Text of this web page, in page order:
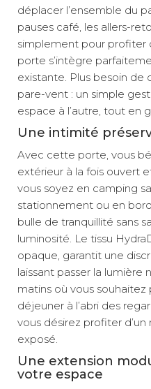
déplacer l’ensemble du
pauses café, les allers-
simplement pour profiter
porte s’intègre
existante. Plus besoin de
pare-vent : un simple
espace à l’autre, tout en
Une intimité
Avec cette porte, vous
extérieur à la fois ouvert
vous soyez en camping
stationnement ou en
bulle de tranquillité sans
luminosité. Le tissu
opaque, garantit une
laissant passer la lumière
matins où vous
déjeuner à l’abri des
vous désirez profiter
exposé.
Une extension
votre espace